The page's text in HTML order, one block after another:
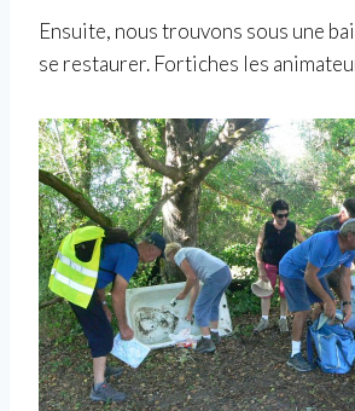
Ensuite, nous trouvons sous une
se restaurer. Fortiches les